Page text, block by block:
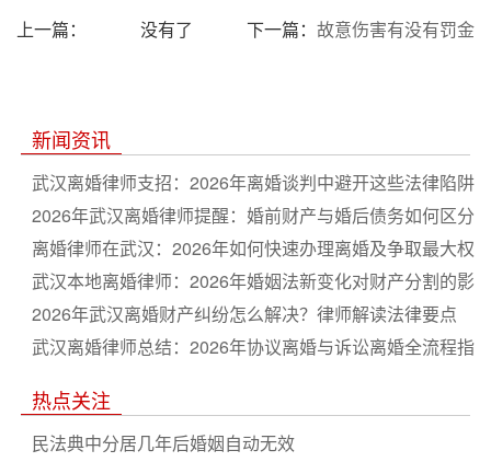
上一篇： 没有了 故意伤害有没有罚金
下一篇：
新闻资讯
武汉离婚律师支招：2026年离婚谈判中避开这些法律陷阱
2026年武汉离婚律师提醒：婚前财产与婚后债务如何区分
离婚律师在武汉：2026年如何快速办理离婚及争取最大权
益
武汉本地离婚律师：2026年婚姻法新变化对财产分割的影
响
2026年武汉离婚财产纠纷怎么解决？律师解读法律要点
武汉离婚律师总结：2026年协议离婚与诉讼离婚全流程指
热点关注
民法典中分居几年后婚姻自动无效